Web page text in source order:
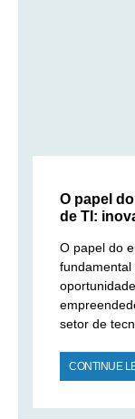
O papel
de TI:
O papel do
setor de
CONTINUE